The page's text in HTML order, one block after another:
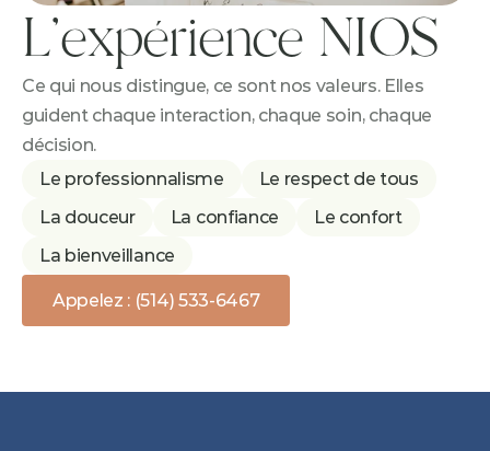
L'expérience NIOS
Ce qui nous distingue, ce sont nos valeurs. Elles
guident chaque interaction, chaque soin, chaque
décision.
Le professionnalisme
Le respect de tous
La douceur
La confiance
Le confort
La bienveillance
Appelez : (514) 533-6467